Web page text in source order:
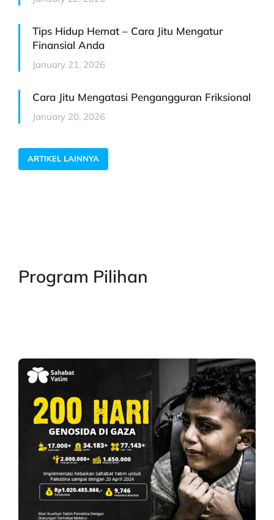
Tips Hidup Hemat – Cara Jitu Mengatur
Finansial Anda
January 21, 2026
Cara Jitu Mengatasi Pengangguran Friksional
January 20, 2026
ARTIKEL LAINNYA
Program Pilihan